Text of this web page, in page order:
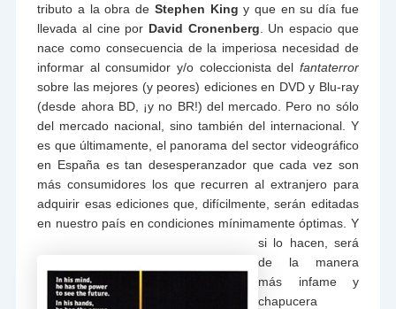
tributo a la obra de Stephen King y que en su día fue
llevada al cine por David Cronenberg . Un espacio que
nace como consecuencia de la imperiosa necesidad de
informar al consumidor y/o coleccionista del fantaterror
sobre las mejores (y peores) ediciones en DVD y Blu-ray
(desde ahora BD, ¡y no BR!) del mercado. Pero no sólo
del mercado nacional, sino también del internacional. Y
es que últimamente, el panorama del sector videográfico
en España es tan desesperanzador que cada vez son
más consumidores los que recurren al extranjero para
adquirir esas ediciones que, difícilmente, serán editadas
en nuestro país encondiciones mínimamente óptimas. Y
si lo hacen, será
de la manera
más infame y
chapucera